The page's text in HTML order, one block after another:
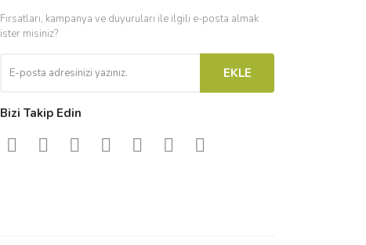
Fırsatları, kampanya ve duyuruları ile ilgili e-posta almak
ister misiniz?
EKLE
Bizi Takip Edin